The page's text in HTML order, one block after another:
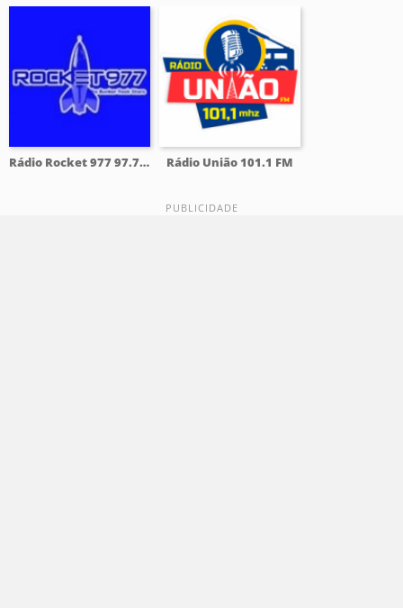
Rádio Rocket 977 97.7 FM Rádio União 101.1 FM